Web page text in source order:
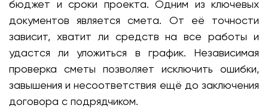
бюджет и сроки проекта. Одним из ключевых
документов является смета. От её точности
зависит, хватит ли средств на все работы и
удастся ли уложиться в график. Независимая
проверка сметы позволяет исключить ошибки,
завышения и несоответствия ещё до заключения
договора с подрядчиком.